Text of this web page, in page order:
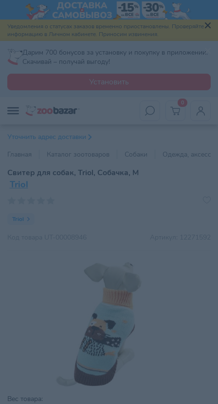
Уведомления о статусах заказов временно приостановлены. Проверяйте
информацию в Личном кабинете. Приносим извинения.
Дарим 700 бонусов за установку и покупку в приложении.
Скачивай – получай выгоду!
Установить
0
Уточнить адрес доставки
Главная
Каталог зоотоваров Собаки Одежда,
Свитер для собак, Triol, Собачка, М
Triol
Triol
Вес товара: